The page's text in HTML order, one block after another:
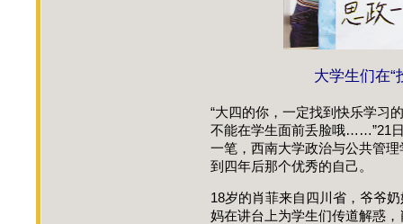
大学生们在“
“大四的你，一定找到快乐学习
不能在学生面前丢脸哦……”21
一笔，西南大学政治与公共管
到四年后那个优秀的自己。
18岁的肖菲来自四川省，爷爷
妈在讲台上为学生们传道解惑